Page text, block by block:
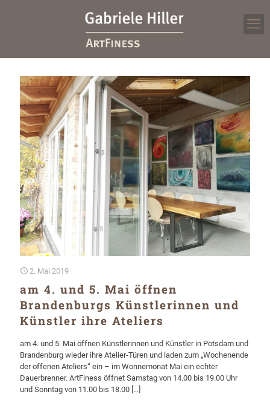
2. Mai 2019
am 4. und 5. Mai öffnen
Brandenburgs Künstlerinnen und
Künstler ihre Ateliers
am 4. und 5. Mai öffnen Künstlerinnen und Künstler in Potsdam und
Brandenburg wieder ihre Atelier-Türen und laden zum „Wochenende
der offenen Ateliers“ ein – im Wonnemonat Mai ein echter
Dauerbrenner. ArtFiness öffnet Samstag von 14.00 bis 19.00 Uhr
und Sonntag von 11.00 bis 18.00 […]